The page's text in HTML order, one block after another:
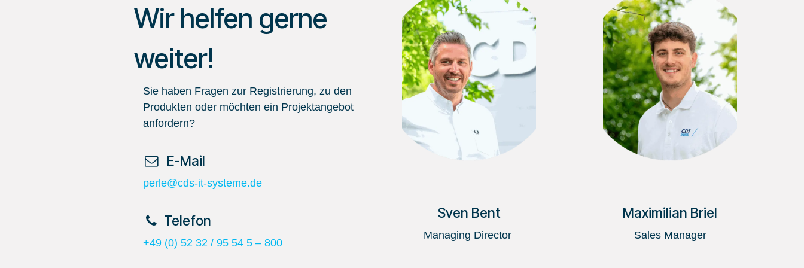
Wir helfen gerne
weiter!
Sie haben Fragen zur Registrierung, zu den
Produkten oder möchten ein Projektangebot
anfordern?
​ E-Mail
perle@cds-it-systeme.de
​Telefon
+49 (0) 52 32 / 95 54 5 – 800
Sven Bent
Managing Director
Maximilian Briel
Sales Manager